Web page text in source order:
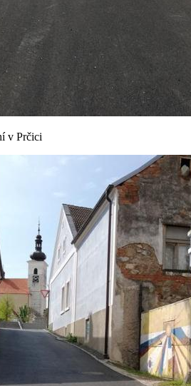
v Prčici